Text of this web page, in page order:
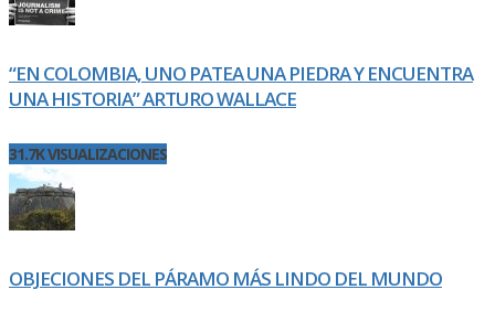
“EN COLOMBIA, UNO PATEA UNA PIEDRA Y ENCUENTRA
UNA HISTORIA” ARTURO WALLACE
31.7K VISUALIZACIONES
OBJECIONES DEL PÁRAMO MÁS LINDO DEL MUNDO